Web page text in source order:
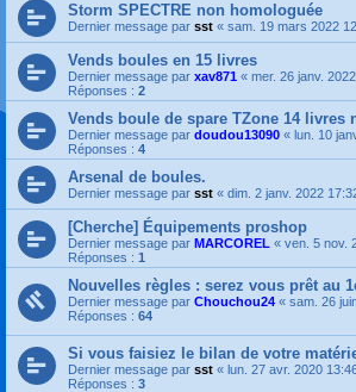
Storm SPECTRE non homologuée
Dernier message par sst « sam. 19 mars 2022
Vends boules en 15 livres
Dernier message par xav871 « mer. 26 janv.
Réponses : 2
Vends boule de spare TZone 14 livres
Dernier message par doudou13090 « lun. 10
Réponses : 4
Arsenal de boules.
Dernier message par sst « dim. 2 janv. 2022
[Cherche] Équipements proshop
Dernier message par MARCOREL « ven. 5 nov.
Réponses : 1
Nouvelles règles : serez vous prêt au
Dernier message par Chouchou24 « sam. 26
Réponses : 64
Si vous faisiez le bilan de votre
Dernier message par sst « lun. 27 avr. 2020
Réponses : 3